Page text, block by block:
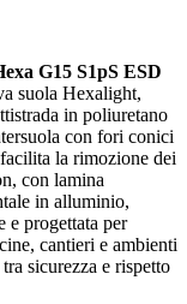
G15 S1pS ESD
suola Hexalight,
in poliuretano
con fori conici
la rimozione dei
con lamina
in alluminio,
e progettata per
cantieri e ambienti
sicurezza e rispetto